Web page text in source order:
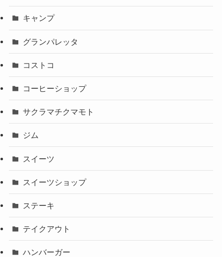
キャンプ
グランパレッタ
コストコ
コーヒーショップ
サクラマチクマモト
ジム
スイーツ
スイーツショップ
ステーキ
テイクアウト
ハンバーガー